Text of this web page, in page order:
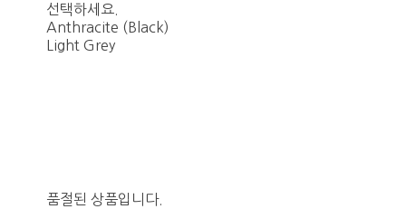
선택하세요.
Anthracite (Black)
Light Grey
품절된 상품입니다.